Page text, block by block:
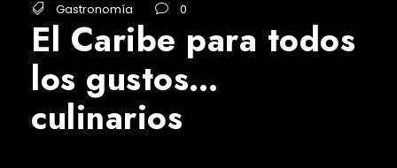
Gastronomía
0
El Caribe para todos
los gustos…
culinarios